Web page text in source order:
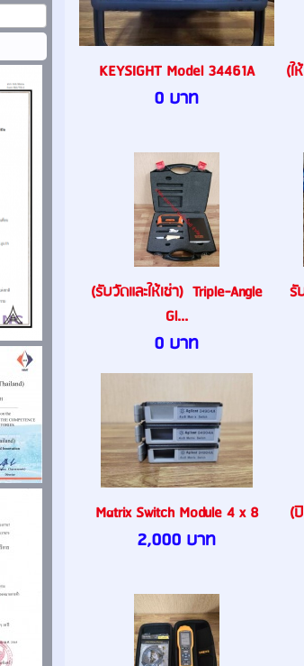
KEYSIGHT Model 34461A
0 บาท
(ใ
(รับวัดและให้เช่า) Triple-Angle
Gl...
0 บาท
รั
Matrix Switch Module 4 x 8
2,000 บาท
(